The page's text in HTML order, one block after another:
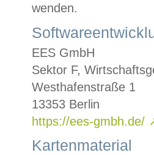
wenden.
EES GmbH
Sektor F,
Westhafenstraße 1
13353 Berlin
https://ees-gmbh.de/
Kartenmaterial